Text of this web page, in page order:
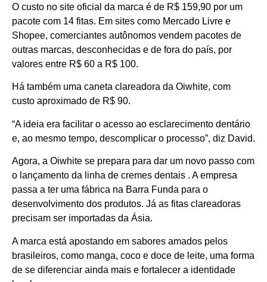
O custo no site oficial da marca é de R$ 159,90 por um
pacote com 14 fitas. Em sites como Mercado Livre e
Shopee, comerciantes autônomos vendem pacotes de
outras marcas, desconhecidas e de fora do país, por
valores entre R$ 60 a R$ 100.
Há também uma caneta clareadora da Oiwhite, com
custo aproximado de R$ 90.
“A ideia era facilitar o acesso ao esclarecimento dentário
e, ao mesmo tempo, descomplicar o processo”, diz David.
Agora, a Oiwhite se prepara para dar um novo passo com
o lançamento da linha de cremes dentais . A empresa
passa a ter uma fábrica na Barra Funda para o
desenvolvimento dos produtos. Já as fitas clareadoras
precisam ser importadas da Ásia.
A marca está apostando em sabores amados pelos
brasileiros, como manga, coco e doce de leite, uma forma
de se diferenciar ainda mais e fortalecer a identidade